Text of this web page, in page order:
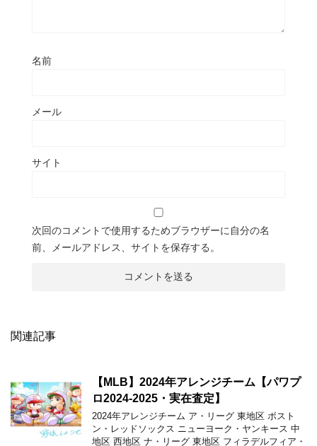
名前
メール
サイト
次回のコメントで使用するためブラウザーに自分の名
前、メールアドレス、サイトを保存する。
関連記事
【MLB】2024年アレンジチーム【パワプ
ロ2024-2025・実在査定】
2024年アレンジチーム ア・リーグ 東地区 ボスト
ン・レッドソックス ニューヨーク・ヤンキース 中
地区 西地区 ナ・リーグ 東地区 フィラデルフィア・